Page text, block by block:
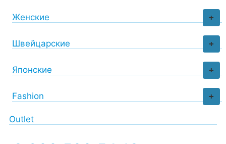
+
Женские
+
Швейцарские
+
Японские
+
Fashion
Outlet